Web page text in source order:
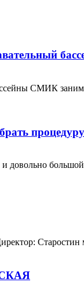
СМИК
процедуру
довольно